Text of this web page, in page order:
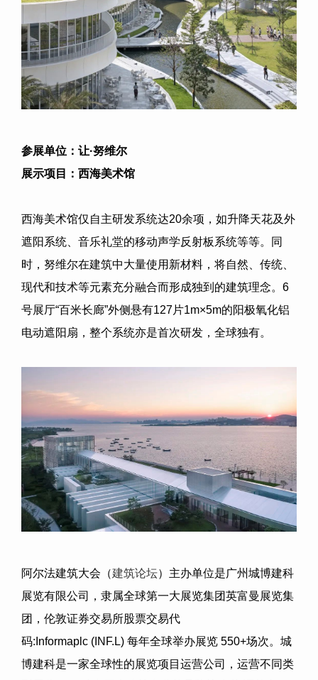
参展单位：让·努维尔
展示项目： 西海美术馆
西海美术馆仅自主研发系统达20余项，如升降天花及外
遮阳系统、音乐礼堂的移动声学反射板系统等等。同
时，努维尔在建筑中大量使用新材料，将自然、传统、
现代和技术等元素充分融合而形成独到的建筑理念。 6
号展厅“百米长廊”外侧悬有127片1m×5m的阳极氧化铝
电动遮阳扇，整个系统亦是首次研发，全球独有。
阿尔法建筑大会（建筑论坛）主办单位是广州城博建科
展览有限公司，隶属全球第一大展览集团英富曼展览集
团，伦敦证券交易所股票交易代
码:Informaplc (INF.L) 每年全球举办展览 550+场次。城
博建科是一家全球性的展览项目运营公司，运营不同类